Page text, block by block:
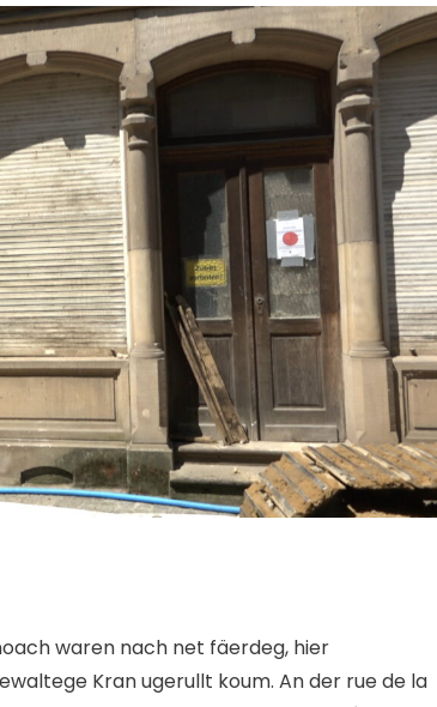
waren nach net fäerdeg, hier
Kran ugerullt koum. An der rue de la